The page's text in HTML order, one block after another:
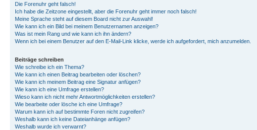
Die Forenuhr geht falsch!
Ich habe die Zeitzone eingestellt, aber die Forenuhr geht immer noch falsch!
Meine Sprache steht auf diesem Board nicht zur Auswahl!
Wie kann ich ein Bild bei meinem Benutzernamen anzeigen?
Was ist mein Rang und wie kann ich ihn ändern?
Wenn ich bei einem Benutzer auf den E-Mail-Link klicke, werde ich aufgefordert, mich anzumelden.
Beiträge schreiben
Wie schreibe ich ein Thema?
Wie kann ich einen Beitrag bearbeiten oder löschen?
Wie kann ich meinem Beitrag eine Signatur anfügen?
Wie kann ich eine Umfrage erstellen?
Wieso kann ich nicht mehr Antwortmöglichkeiten erstellen?
Wie bearbeite oder lösche ich eine Umfrage?
Warum kann ich auf bestimmte Foren nicht zugreifen?
Weshalb kann ich keine Dateianhänge anfügen?
Weshalb wurde ich verwarnt?